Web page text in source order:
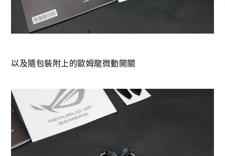
以及隨包裝附上的歐姆龍微動開關